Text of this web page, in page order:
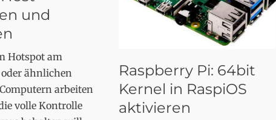
und
Hotspot am
ähnlichen
arbeiten
volle Kontrolle
Raspberry Pi: 64bit
Kernel in RaspiOS
aktivieren